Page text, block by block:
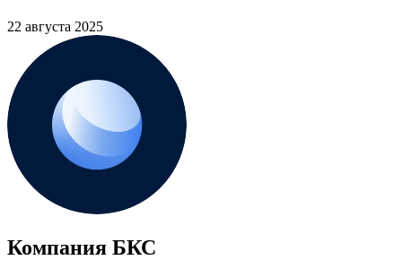
22 августа 2025
Компания БКС